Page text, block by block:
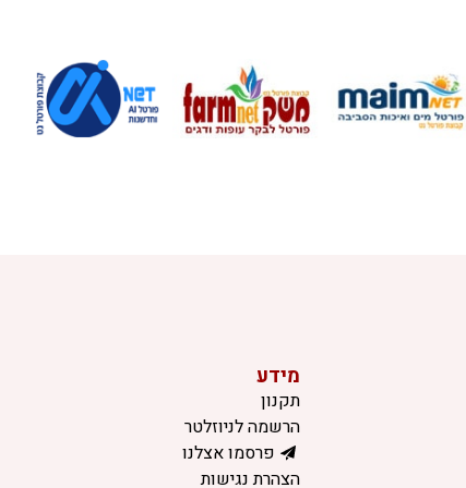
מידע
תקנון
הרשמה לניוזלטר
פרסמו אצלנו
הצהרת נגישות